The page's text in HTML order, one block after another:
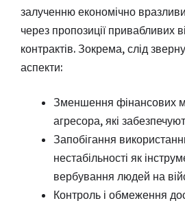
залученню економічно
через пропозиції привабливих
контрактів. Зокрема, слід
аспекти:
Зменшення фінансових
агресора, які
Запобігання
нестабільності як
вербування людей на
Контроль і обмеження